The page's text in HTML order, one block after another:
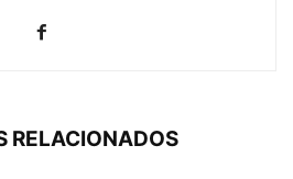
RELACIONADOS